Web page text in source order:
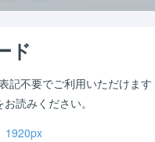
ド
記不要でご利用いただけます
お読みください。
1920px